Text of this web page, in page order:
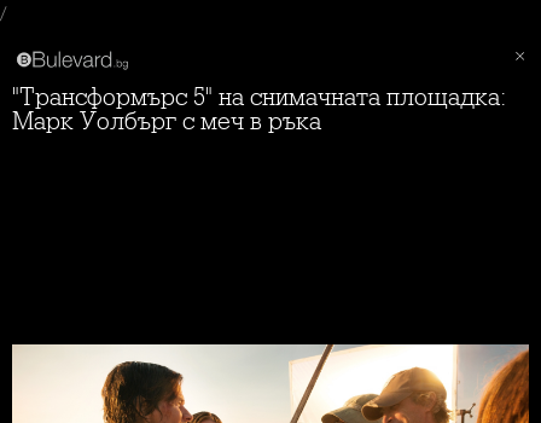
/
"Трансформърс 5" на снимачната площадка:
Марк Уолбърг с меч в ръка